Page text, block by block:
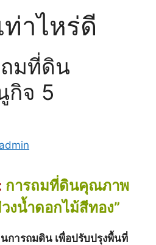
าไหร่ดี
มที่ดิน
กิจ 5
admin
การถมที่ดินคุณภาพ
งน้ำดอกไม้สีทอง”
การถมดิน เพื่อปรับปรุงพื้นที่